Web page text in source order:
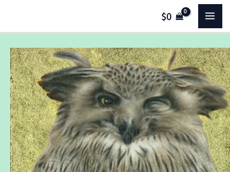
主
$0
金
箔
背
景
白
額
魚
鴞
油